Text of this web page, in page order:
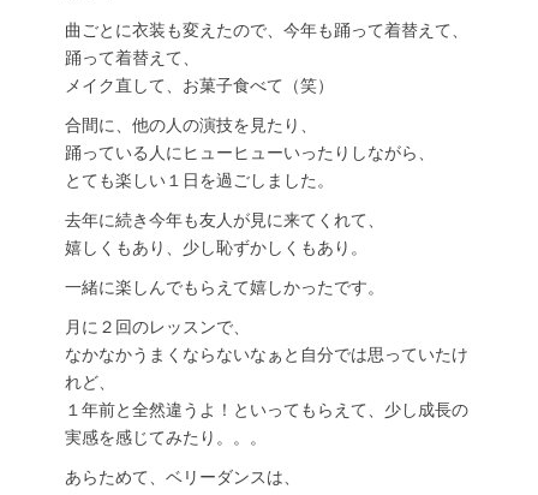
曲ごとに衣装も変えたので、今年も踊って着替えて、
踊って着替えて、
メイク直して、お菓子食べて（笑）
合間に、他の人の演技を見たり、
踊っている人にヒューヒューいったりしながら、
とても楽しい１日を過ごしました。
去年に続き今年も友人が見に来てくれて、
嬉しくもあり、少し恥ずかしくもあり。
一緒に楽しんでもらえて嬉しかったです。
月に２回のレッスンで、
なかなかうまくならないなぁと自分では思っていたけ
れど、
１年前と全然違うよ！といってもらえて、少し成長の
実感を感じてみたり。。。
あらためて、ベリーダンスは、